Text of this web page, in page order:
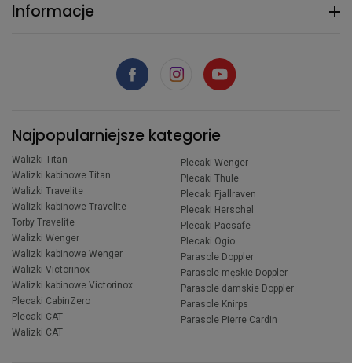
Informacje
Najpopularniejsze kategorie
Walizki Titan
Walizki kabinowe Titan
Walizki Travelite
Walizki kabinowe Travelite
Torby Travelite
Walizki Wenger
Walizki kabinowe Wenger
Walizki Victorinox
Walizki kabinowe Victorinox
Plecaki CabinZero
Plecaki CAT
Walizki CAT
Plecaki Wenger
Plecaki Thule
Plecaki Fjallraven
Plecaki Herschel
Plecaki Pacsafe
Plecaki Ogio
Parasole Doppler
Parasole męskie Doppler
Parasole damskie Doppler
Parasole Knirps
Parasole Pierre Cardin